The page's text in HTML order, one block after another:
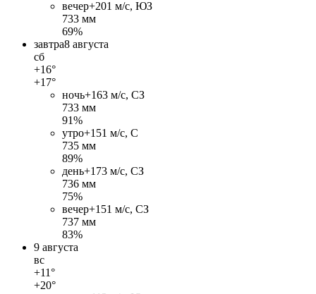
вечер+201 м/c, ЮЗ
733 мм
69%
завтра8 августа
сб
+16°
+17°
ночь+163 м/c, СЗ
733 мм
91%
утро+151 м/c, С
735 мм
89%
день+173 м/c, СЗ
736 мм
75%
вечер+151 м/c, СЗ
737 мм
83%
9 августа
вс
+11°
+20°